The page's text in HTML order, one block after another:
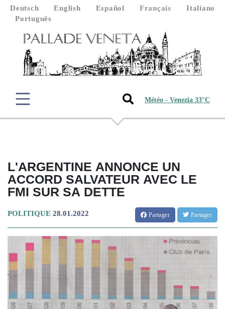
Deutsch English Español Français
Italiano
Português
Météo - Venezia 33°C
L'ARGENTINE ANNONCE UN
ACCORD SALVATEUR AVEC LE
FMI SUR SA DETTE
POLITIQUE 28.01.2022 Partager Partager